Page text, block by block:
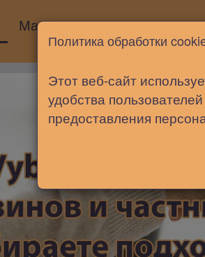
Магазины Новости
Политика обработки
Этот веб-сайт
удобства
предоставления